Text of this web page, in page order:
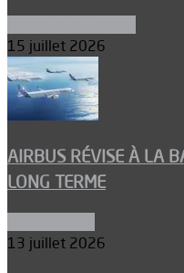
15 juillet 2026
AIRBUS RÉVISE À LA
LONG TERME
13 juillet 2026